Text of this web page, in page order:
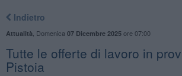
Indietro
Attualità Domenica 07 Dicembre 2025ore 07:00
​Tutte le offerte di lavoro in
Pistoia